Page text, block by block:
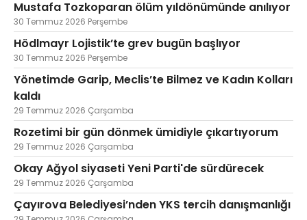
Mustafa Tozkoparan ölüm yıldönümünde anılıyor
30 Temmuz 2026 Perşembe
Hödlmayr Lojistik’te grev bugün başlıyor
30 Temmuz 2026 Perşembe
Yönetimde Garip, Meclis’te Bilmez ve Kadın Kolları
kaldı
29 Temmuz 2026 Çarşamba
Rozetimi bir gün dönmek ümidiyle çıkartıyorum
29 Temmuz 2026 Çarşamba
Okay Ağyol siyaseti Yeni Parti'de sürdürecek
29 Temmuz 2026 Çarşamba
Çayırova Belediyesi’nden YKS tercih danışmanlığı